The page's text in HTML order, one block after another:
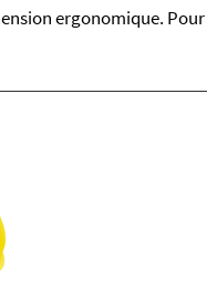
ergonomique.